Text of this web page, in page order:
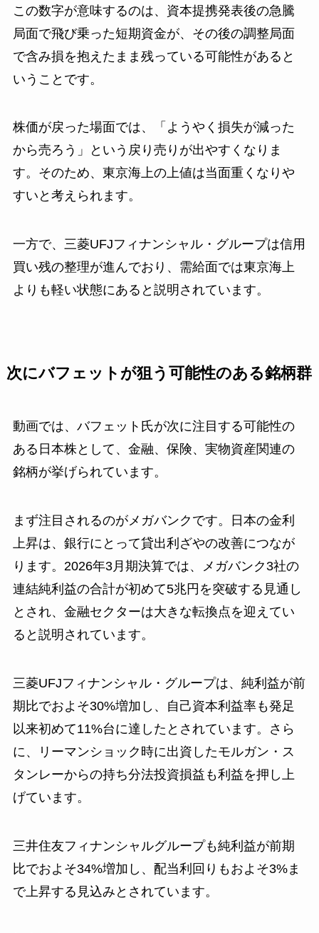
この数字が意味するのは、資本提携発表後の急騰
局面で飛び乗った短期資金が、その後の調整局面
で含み損を抱えたまま残っている可能性があると
いうことです。
株価が戻った場面では、「ようやく損失が減った
から売ろう」という戻り売りが出やすくなりま
す。そのため、東京海上の上値は当面重くなりや
すいと考えられます。
一方で、三菱UFJフィナンシャル・グループは信用
買い残の整理が進んでおり、需給面では東京海上
よりも軽い状態にあると説明されています。
次にバフェットが狙う可能性のある銘柄群
動画では、バフェット氏が次に注目する可能性の
ある日本株として、金融、保険、実物資産関連の
銘柄が挙げられています。
まず注目されるのがメガバンクです。日本の金利
上昇は、銀行にとって貸出利ざやの改善につなが
ります。2026年3月期決算では、メガバンク3社の
連結純利益の合計が初めて5兆円を突破する見通し
とされ、金融セクターは大きな転換点を迎えてい
ると説明されています。
三菱UFJフィナンシャル・グループは、純利益が前
期比でおよそ30%増加し、自己資本利益率も発足
以来初めて11%台に達したとされています。さら
に、リーマンショック時に出資したモルガン・ス
タンレーからの持ち分法投資損益も利益を押し上
げています。
三井住友フィナンシャルグループも純利益が前期
比でおよそ34%増加し、配当利回りもおよそ3%ま
で上昇する見込みとされています。